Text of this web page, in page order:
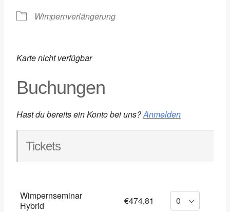
Wimpernverlängerung
Karte nicht verfügbar
Buchungen
Hast du bereits ein Konto bei uns?Anmelden
Tickets
Wimpernseminar
Hybrid
€474,81